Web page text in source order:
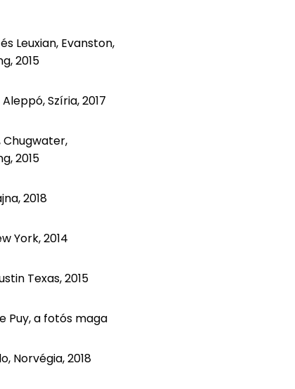
Leuxian, Evanston,
2015
Szíria, 2017
Chugwater,
2015
2018
York, 2014
Texas, 2015
Puy, a fotós maga
Norvégia, 2018